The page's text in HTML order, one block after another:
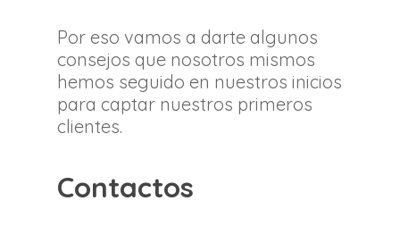
Por eso vamos a darte algunos
consejos que nosotros mismos
hemos seguido en nuestros inicios
para captar nuestros primeros
clientes.
Contactos